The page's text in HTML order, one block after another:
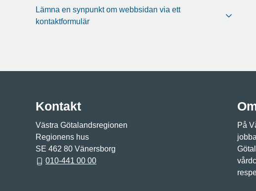
Lämna en synpunkt om webbsidan via ett
kontaktformulär
Kontakt
Västra Götalandsregionen
Regionens hus
SE 462 80 Vänersborg
010-441 00 00
På